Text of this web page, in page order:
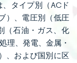
タイプ別（ACド
）、電圧別（低圧
（石油・ガス、化
理、発電、金属・
、および国別に区